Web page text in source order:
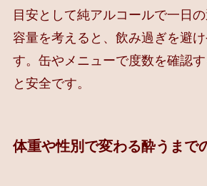
目安として純アルコールで一日
容量を考えると、飲み過ぎを避
す。缶やメニューで度数を確認
と安全です。
体重や性別で変わる酔うまで